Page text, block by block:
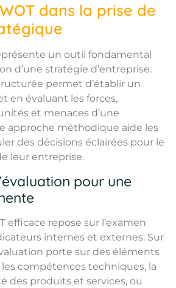
dans la prise de
un outil fondamental
d’une stratégie d’entreprise.
permet d’établir un
en évaluant les forces,
et menaces d’une
approche méthodique aide les
des décisions éclairées pour le
leur entreprise.
pour une
efficace repose sur l’examen
internes et externes. Sur
porte sur des éléments
compétences techniques, la
des produits et services, ou